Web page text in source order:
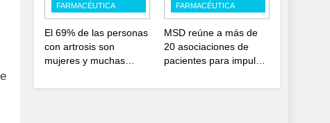
depósito lisosomal
FARMACÉUTICA
El 69% de las personas
con artrosis son
mujeres y muchas
rigidez a partir de los
FARMACÉUTICA
MSD reúne a más de
20 asociaciones de
pacientes para impulsar
presente y el futuro del